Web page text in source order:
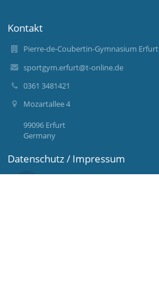
Kontakt
Pierre-de-Coubertin-Gymnasium Erfurt
sportgym.erfurt@t-online.de
0361 3481421
Mozartallee 4
99096 Erfurt
Germany
Datenschutz / Impressum